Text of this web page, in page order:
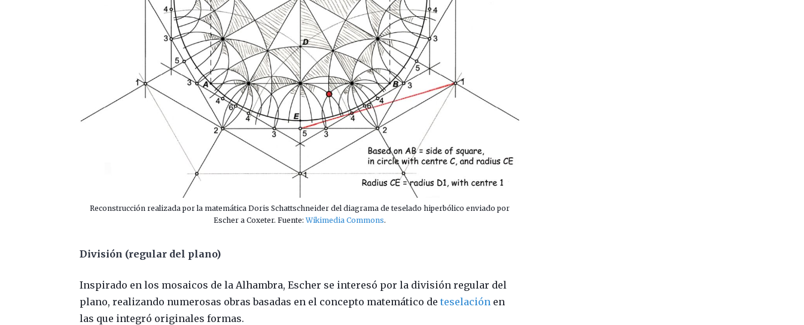
Reconstrucción realizada por la matemática Doris Schattschneider del diagrama de teselado hiperbólico enviado por
Escher a Coxeter. Fuente:Wikimedia Commons.
División (regular del plano)
Inspirado en los mosaicos de la Alhambra, Escher se interesó por la división regular del
plano, realizando numerosas obras basadas en el concepto matemático deteselación en
las que integró originales formas.